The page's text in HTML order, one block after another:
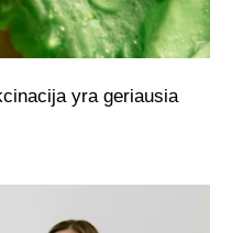
yra geriausia